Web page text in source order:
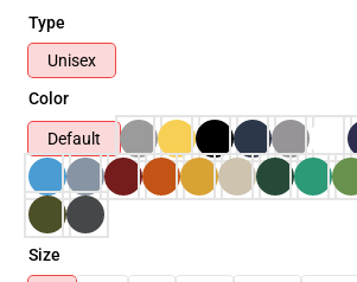
Type
Unisex
Color
Default
Size